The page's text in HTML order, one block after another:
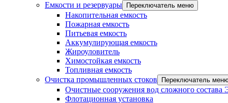
Емкости и резервуары
Переключатель меню
Накопительная емкость
Пожарная емкость
Питьевая емкость
Аккумулирующая емкость
Жироуловитель
Химостойкая емкость
Топливная емкость
Очистка промышленных стоков
Переключатель
Очистные сооружения вод сложного
Флотационная установка